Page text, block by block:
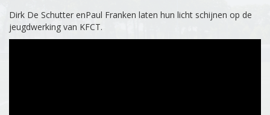
Dirk De Schutter enPaul Franken laten hun licht schijnen op de
jeugdwerking van KFCT.